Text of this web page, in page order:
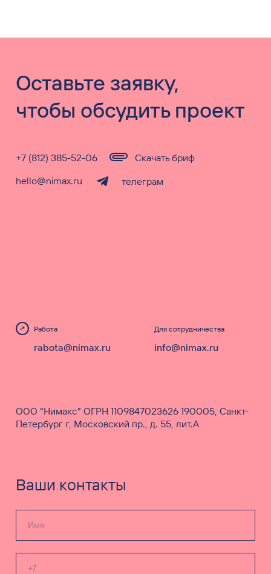
Оставьте заявку,
чтобы обсудить проект
hello@nimax.ru
+7 (812) 385-52-06
телеграм
Скачать бриф
Работа
rabota@nimax.ru
Для сотрудничества
info@nimax.ru
ООО "Нимакс" ОГРН 1109847023626 190005, Санкт-
Петербург г, Московский пр., д. 55, лит.А
Ваши контакты